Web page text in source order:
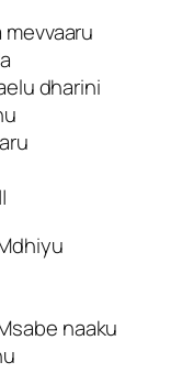
mevvaaru
dharini
naaku